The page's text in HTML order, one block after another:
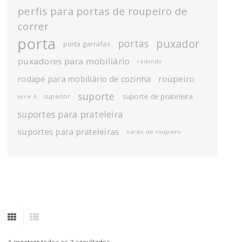
perfis para portas de roupeiro de
correr
porta porta garrafas portas puxador
puxadores para mobiliário redondo
rodapé para mobiliário de cozinha roupeiro
serie 4 superior suporte suporte de prateleira
suportes para prateleira
suportes para prateleiras varão de roupeiro